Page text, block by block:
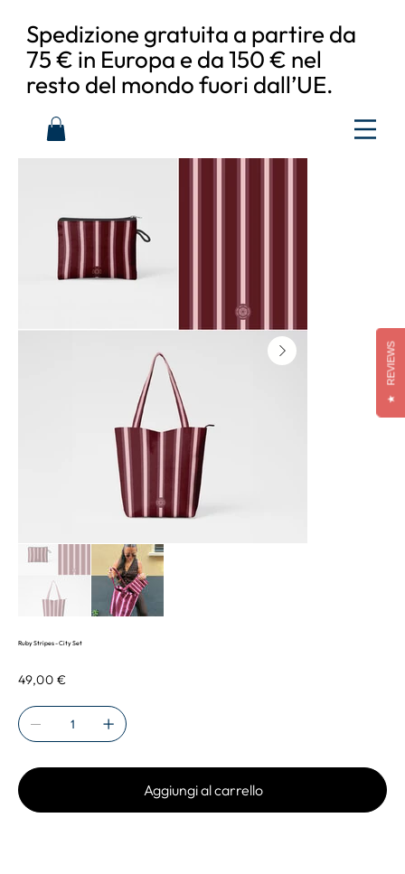
Spedizione gratuita a partire da
75 € in Europa e da 150 € nel
resto del mondo fuori dall’UE.
Ruby Stripes - City Set
Prezzo
49,00 €
Aggiungi al carrello
★
REVIEWS